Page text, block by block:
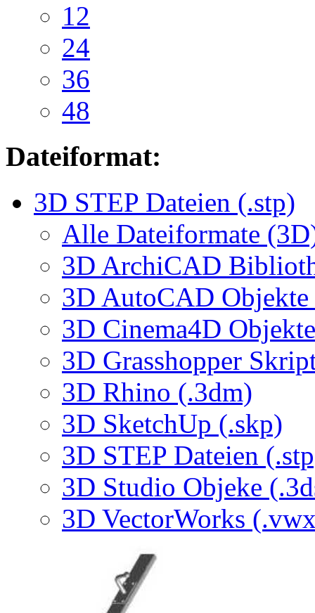
12
24
36
48
Dateiformat:
3D STEP Dateien (.stp)
Alle Dateiformate
3D ArchiCAD
3D AutoCAD
3D Cinema4D
3D Grasshopper
3D Rhino (.3dm)
3D SketchUp (.skp)
3D STEP Dateien
3D Studio Objeke
3D VectorWorks